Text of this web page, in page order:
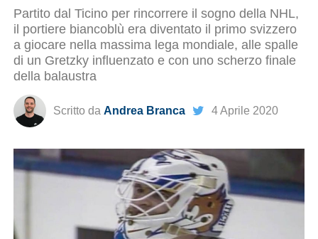
Partito dal Ticino per rincorrere il sogno della NHL,
il portiere biancoblù era diventato il primo svizzero
a giocare nella massima lega mondiale, alle spalle
di un Gretzky influenzato e con uno scherzo finale
della balaustra
Scritto da Andrea Branca 4 Aprile 2020